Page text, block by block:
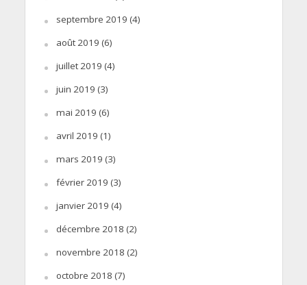
septembre 2019 (4)
août 2019 (6)
juillet 2019 (4)
juin 2019 (3)
mai 2019 (6)
avril 2019 (1)
mars 2019 (3)
février 2019 (3)
janvier 2019 (4)
décembre 2018 (2)
novembre 2018 (2)
octobre 2018 (7)